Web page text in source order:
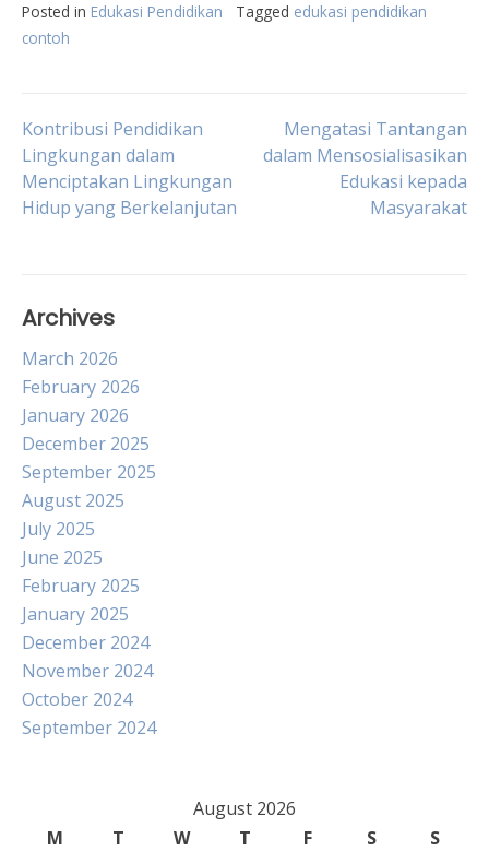
Posted in Edukasi Pendidikan Tagged edukasi pendidikan
contoh
Post
navigation
Kontribusi Pendidikan
Lingkungan dalam
Menciptakan Lingkungan
Hidup yang Berkelanjutan
Mengatasi Tantangan
dalam Mensosialisasikan
Edukasi kepada
Masyarakat
Archives
March 2026
February 2026
January 2026
December 2025
September 2025
August 2025
July 2025
June 2025
February 2025
January 2025
December 2024
November 2024
October 2024
September 2024
August 2026
M
T W T F S
S